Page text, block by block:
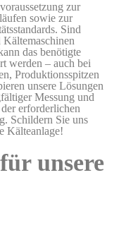
zur
sowie zur
Sind
das benötigte
werden – auch bei
Produktionsspitzen
unsere Lösungen
Messung und
erforderlichen
Schildern Sie uns
Kälteanlage!
unsere